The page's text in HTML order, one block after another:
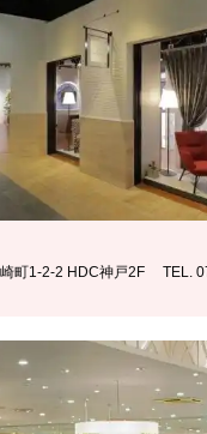
町1-2-2 HDC神戸2F
TEL.